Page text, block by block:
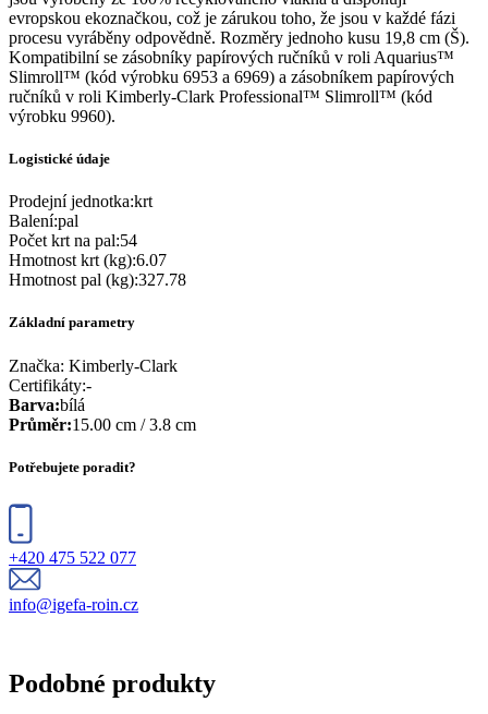
evropskou ekoznačkou, což je zárukou toho, že jsou v každé fázi
procesu vyráběny odpovědně. Rozměry jednoho kusu 19,8 cm (Š).
Kompatibilní se zásobníky papírových ručníků v roli Aquarius™
Slimroll™ (kód výrobku 6953 a 6969) a zásobníkem papírových
ručníků v roli Kimberly-Clark Professional™ Slimroll™ (kód
výrobku 9960).
Logistické údaje
Prodejní jednotka:krt
Balení:pal
Počet krt na pal:54
Hmotnost krt (kg):6.07
Hmotnost pal (kg):327.78
Základní parametry
Značka: Kimberly-Clark
Certifikáty:-
Barva:bílá
Průměr:15.00 cm / 3.8 cm
Potřebujete poradit?
+420 475 522 077
info@igefa-roin.cz
Podobné produkty